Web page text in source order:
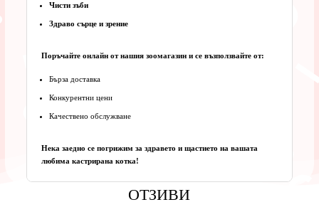
Чисти зъби
Здраво сърце и зрение
Поръчайте онлайн от нашия зоомагазин и се възползвайте от:
Бърза доставка
Конкурентни цени
Качествено обслужване
Нека заедно се погрижим за здравето и щастието на вашата
любима кастрирана котка!
ОТЗИВИ